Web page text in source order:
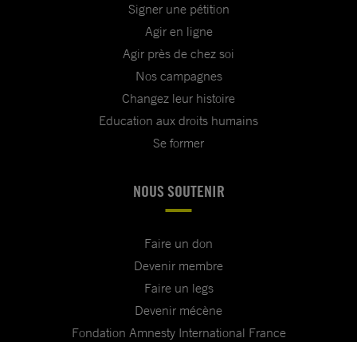
Signer une pétition
Agir en ligne
Agir près de chez soi
Nos campagnes
Changez leur histoire
Education aux droits humains
Se former
NOUS SOUTENIR
Faire un don
Devenir membre
Faire un legs
Devenir mécène
Fondation Amnesty International France